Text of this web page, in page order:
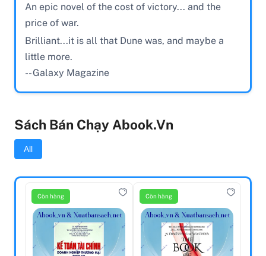
An epic novel of the cost of victory... and the
price of war.
Brilliant...it is all that Dune was, and maybe a
little more.
-- Galaxy Magazine
Sách Bán Chạy Abook.vn
All
Còn hàng Còn hàng